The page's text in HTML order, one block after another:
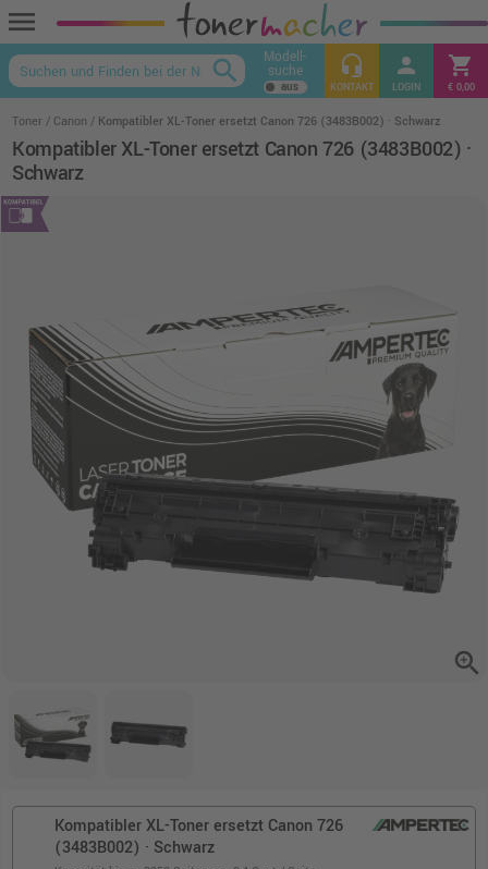
menu
keyboard_arrow_up
search Modell-
suche headset_mic
KONTAKT
person
LOGIN
shopping_cart
€ 0,00
Toner Canon Kompatibler XL-Toner ersetzt Canon 726 (3483B002) · Schwarz
Kompatibler XL-Toner ersetzt Canon 726 (3483B002) ·
Schwarz
zoom_in
Kompatibler XL-Toner ersetzt Canon 726
(3483B002) · Schwarz